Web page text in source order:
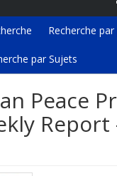
Recherche par
par Sujets
Peace
Report